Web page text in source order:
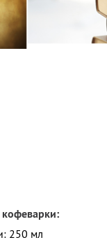
кофеварки:
250 мл